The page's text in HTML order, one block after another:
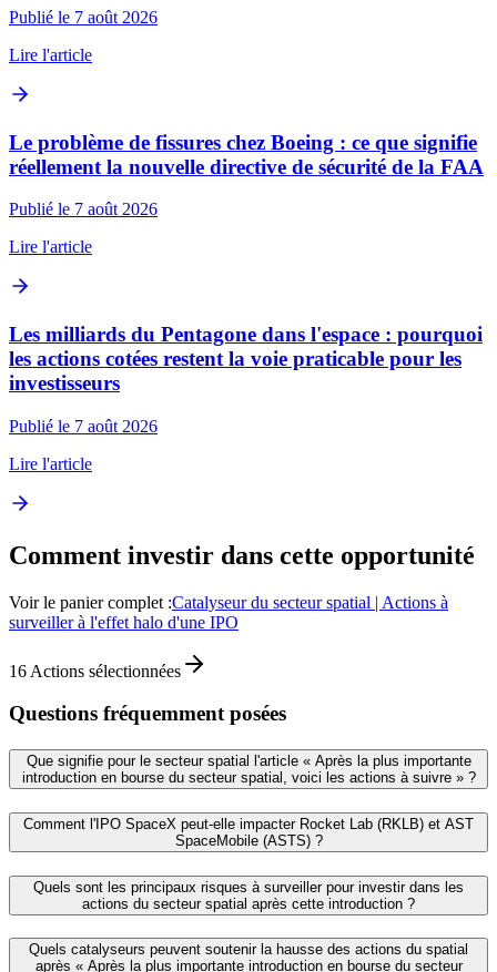
Publié le 7 août 2026
Lire l'article
Le problème de fissures chez Boeing : ce que signifie
réellement la nouvelle directive de sécurité de la FAA
Publié le 7 août 2026
Lire l'article
Les milliards du Pentagone dans l'espace : pourquoi
les actions cotées restent la voie praticable pour les
investisseurs
Publié le 7 août 2026
Lire l'article
Comment investir dans cette opportunité
Voir le panier complet :Catalyseur du secteur spatial | Actions à
surveiller à l'effet halo d'une IPO
16 Actions sélectionnées
Questions fréquemment posées
Que signifie pour le secteur spatial l'article « Après la plus importante
introduction en bourse du secteur spatial, voici les actions à suivre » ?
Comment l'IPO SpaceX peut-elle impacter Rocket Lab (RKLB) et AST
SpaceMobile (ASTS) ?
Quels sont les principaux risques à surveiller pour investir dans les
actions du secteur spatial après cette introduction ?
Quels catalyseurs peuvent soutenir la hausse des actions du spatial
après « Après la plus importante introduction en bourse du secteur